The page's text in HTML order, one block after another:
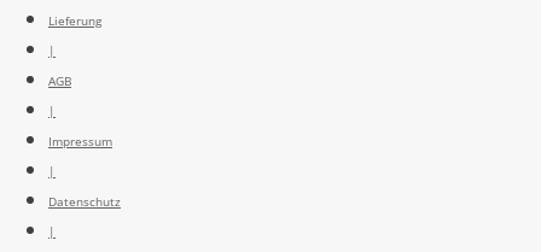
Lieferung
|
AGB
|
Impressum
|
Datenschutz
|